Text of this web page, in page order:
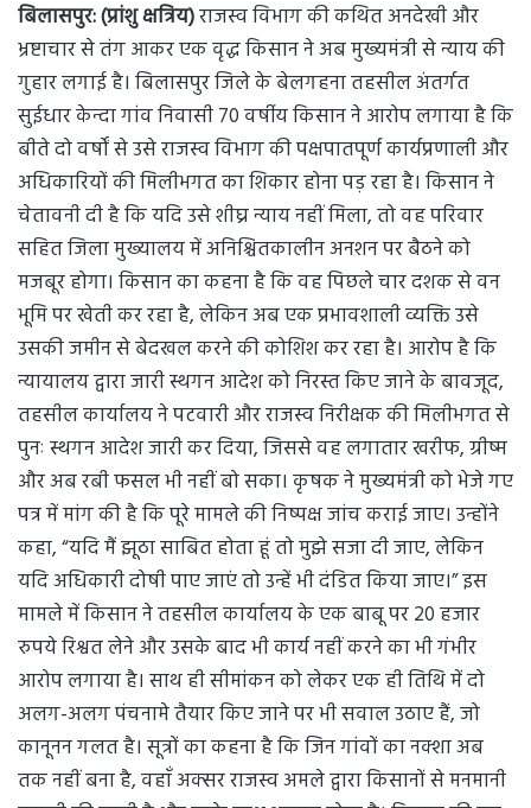
बिलासपुर: (प्रांशु क्षत्रिय)राजस्व विभाग की कथित अनदेखी और
भ्रष्टाचार से तंग आकर एक वृद्ध किसान ने अब मुख्यमंत्री से न्याय की
गुहार लगाई है। बिलासपुर जिले के बेलगहना तहसील अंतर्गत
सुईधार केन्दा गांव निवासी 70 वर्षीय किसान ने आरोप लगाया है कि
बीते दो वर्षों से उसे राजस्व विभाग की पक्षपातपूर्ण कार्यप्रणाली और
अधिकारियों की मिलीभगत का शिकार होना पड़ रहा है। किसान ने
चेतावनी दी है कि यदि उसे शीघ्र न्याय नहीं मिला, तो वह परिवार
सहित जिला मुख्यालय में अनिश्चितकालीन अनशन पर बैठने को
मजबूर होगा। किसान का कहना है कि वह पिछले चार दशक से वन
भूमि पर खेती कर रहा है, लेकिन अब एक प्रभावशाली व्यक्ति उसे
उसकी जमीन से बेदखल करने की कोशिश कर रहा है। आरोप है कि
न्यायालय द्वारा जारी स्थगन आदेश को निरस्त किए जाने के बावजूद,
तहसील कार्यालय ने पटवारी और राजस्व निरीक्षक की मिलीभगत से
पुनः स्थगन आदेश जारी कर दिया, जिससे वह लगातार खरीफ, ग्रीष्म
और अब रबी फसल भी नहीं बो सका। कृषक ने मुख्यमंत्री को भेजे गए
पत्र में मांग की है कि पूरे मामले की निष्पक्ष जांच कराई जाए। उन्होंने
कहा, “यदि मैं झूठा साबित होता हूं तो मुझे सजा दी जाए, लेकिन
यदि अधिकारी दोषी पाए जाएं तो उन्हें भी दंडित किया जाए।” इस
मामले में किसान ने तहसील कार्यालय के एक बाबू पर 20 हजार
रुपये रिश्वत लेने और उसके बाद भी कार्य नहीं करने का भी गंभीर
आरोप लगाया है। साथ ही सीमांकन को लेकर एक ही तिथि में दो
अलग-अलग पंचनामे तैयार किए जाने पर भी सवाल उठाए हैं, जो
कानूनन गलत है। सूत्रों का कहना है कि जिन गांवों का नक्शा अब
तक नहीं बना है, वहाँ अक्सर राजस्व अमले द्वारा किसानों से मनमानी